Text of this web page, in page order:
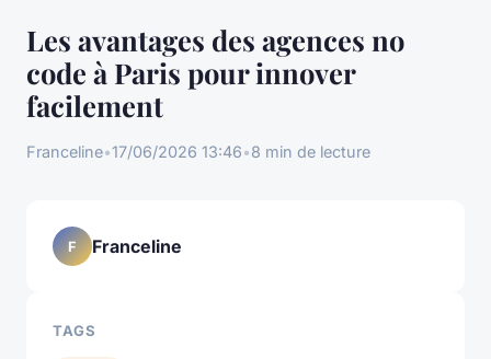
Les avantages des agences no
code à Paris pour innover
facilement
Franceline•17/06/2026 13:46•8 min de lecture
F Franceline
TAGS